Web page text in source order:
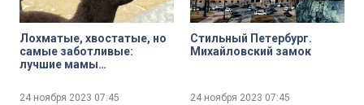
Лохматые, хвостатые, но
самые заботливые:
лучшие мамы
24 ноября 2023 07:45
Стильный Петербург.
Михайловский замок
24 ноября 2023 07:45